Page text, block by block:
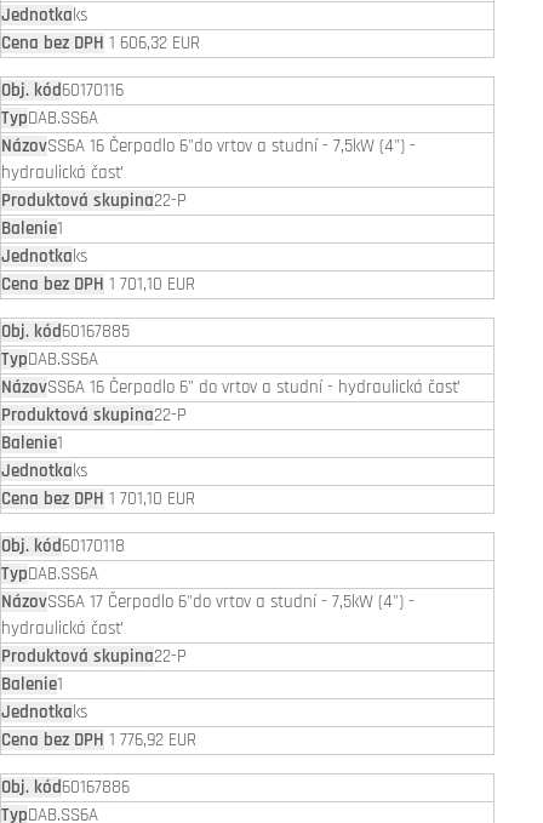
ks
1 606,32 EUR
60170116
DAB.SS6A
SS6A 16 Čerpadlo 6"do vrtov a studní - 7,5kW (4") -
hydraulická časť
22-P
1
ks
1 701,10 EUR
60167885
DAB.SS6A
SS6A 16 Čerpadlo 6" do vrtov a studní - hydraulická časť
22-P
1
ks
1 701,10 EUR
60170118
DAB.SS6A
SS6A 17 Čerpadlo 6"do vrtov a studní - 7,5kW (4") -
hydraulická časť
22-P
1
ks
1 776,92 EUR
60167886
DAB.SS6A